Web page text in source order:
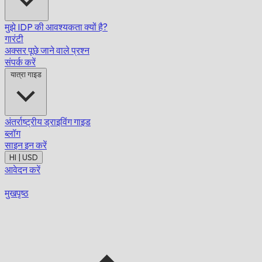
मुझे IDP की आवश्यकता क्यों है?
गारंटी
अक्सर पूछे जाने वाले प्रश्न
संपर्क करें
यात्रा गाइड
अंतर्राष्ट्रीय ड्राइविंग गाइड
ब्लॉग
साइन इन करें
HI | USD
आवेदन करें
मुखपृष्ठ